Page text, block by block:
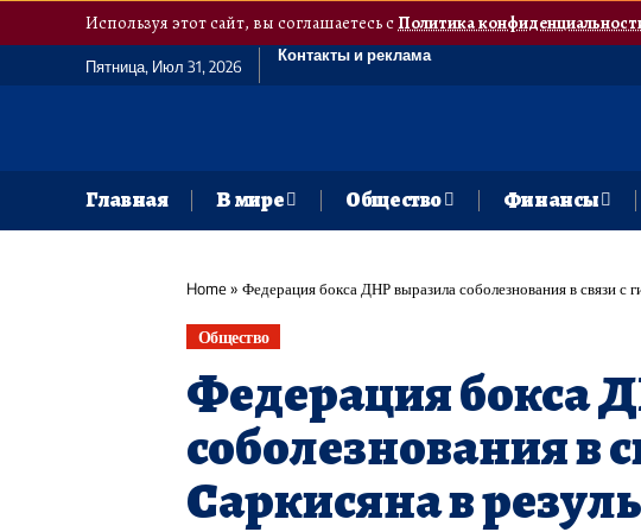
Используя этот сайт, вы соглашаетесь сПолитика
Пятница, Июл 31, 2026
Контакты и реклама
Главная В мире Общество Финансы
Home» Федерация бокса ДНР выразила соболезнования в связи с
Общество
Федерация бокса
соболезнования в
Саркисяна в